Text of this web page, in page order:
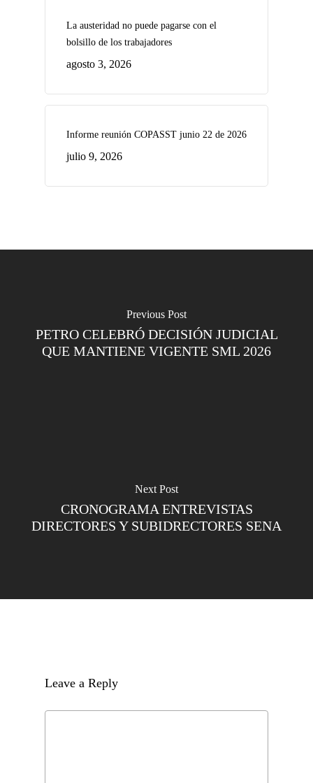
La austeridad no puede pagarse con el
bolsillo de los trabajadores
agosto 3, 2026
Informe reunión COPASST junio 22 de 2026
julio 9, 2026
Previous Post
PETRO CELEBRÓ DECISIÓN JUDICIAL
QUE MANTIENE VIGENTE SML 2026
Next Post
CRONOGRAMA ENTREVISTAS
DIRECTORES Y SUBIDRECTORES SENA
Leave a Reply